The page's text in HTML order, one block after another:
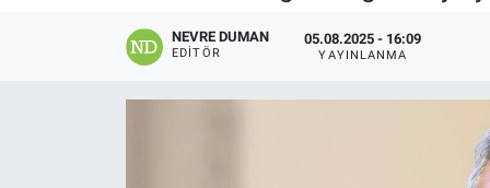
NEVRE DUMAN
EDITÖR
05.08.2025 - 16:09
YAYINLANMA